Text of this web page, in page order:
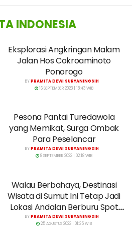
INDONESIA
Eksplorasi Angkringan Malam
Jalan Hos Cokroaminoto
Ponorogo
BYPRAMITA DEWI SURYANINGSIH
16 SEPTEMBER 2023 | 18:43 WIB
Pesona Pantai Turedawola
yang Memikat, Surga Ombak
Para Peselancar
BYPRAMITA DEWI SURYANINGSIH
8 SEPTEMBER 2023 | 02:18 WIB
Walau Berbahaya, Destinasi
Wisata di Sumut Ini Tetap Jadi
Lokasi Andalan Berburu Spot
Foto
BYPRAMITA DEWI SURYANINGSIH
25 AGUSTUS 2023 | 01:35 WIB